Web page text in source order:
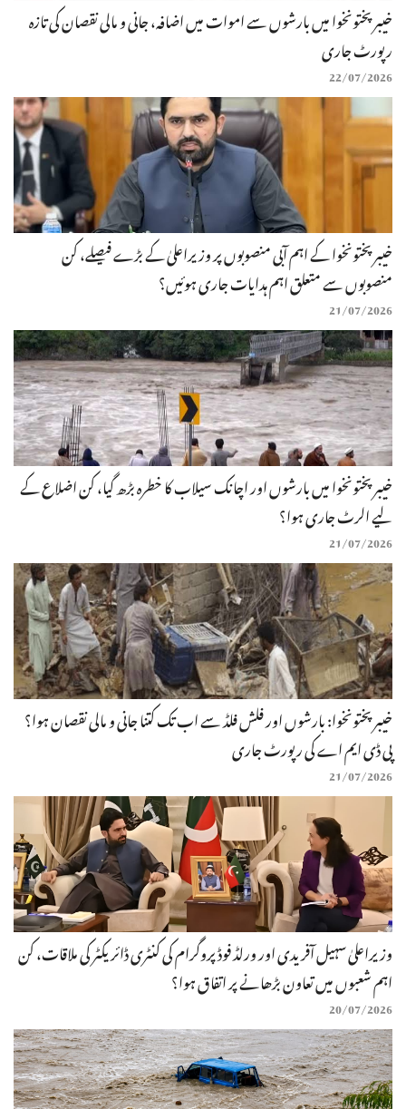
خیبرپختونخوا میں بارشوں سے اموات میں اضافہ، جانی و مالی نقصان کی تازہ
رپورٹ جاری
22/07/2026
خیبرپختونخوا کے اہم آبی منصوبوں پر وزیراعلیٰ کے بڑے فیصلے، کن
منصوبوں سے متعلق اہم ہدایات جاری ہوئیں؟
21/07/2026
خیبرپختونخوا میں بارشوں اور اچانک سیلاب کا خطرہ بڑھ گیا، کن اضلاع کے
لیے الرٹ جاری ہوا؟
21/07/2026
خیبرپختونخوا: بارشوں اور فلش فلڈ سے اب تک کتنا جانی و مالی نقصان ہوا؟
پی ڈی ایم اے کی رپورٹ جاری
21/07/2026
وزیراعلیٰ سہیل آفریدی اور ورلڈ فوڈ پروگرام کی کنٹری ڈائریکٹر کی ملاقات، کن
اہم شعبوں میں تعاون بڑھانے پر اتفاق ہوا؟
20/07/2026